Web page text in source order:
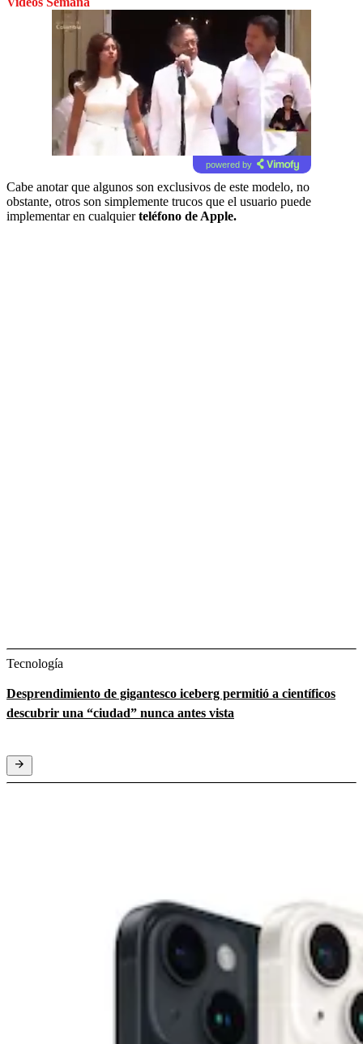
powered by
Cabe anotar que algunos son exclusivos de este modelo, no
obstante, otros son simplemente trucos que el usuario puede
implementar en cualquierteléfono de Apple.
Tecnología
Desprendimiento de gigantesco iceberg permitió a científicos
descubrir una “ciudad” nunca antes vista